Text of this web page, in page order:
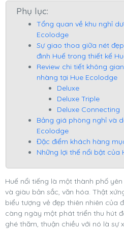
Phụ lục:
Tổng quan về khu nghỉ
Ecolodge
Sự giao thoa giữa nét
đình Huế trong thiết kế
Review chi tiết không
nhàng tại Hue Ecolodge
Deluxe
Deluxe Triple
Deluxe Connecting
Bảng giá phòng nghỉ và
Ecolodge
Đặc điểm khách hàng
Những lợi thế nổi bật của
Huế nổi tiếng là một thành phố
và giàu bản sắc, văn hóa. Thật
biểu tượng vẻ đẹp thiên nhiên của
càng ngày một phát triển thu hút
ghé thăm, thuận chiều với nó là sự